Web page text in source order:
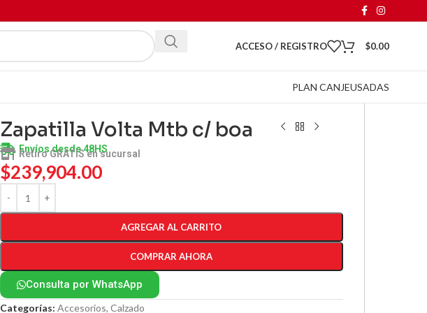
ACCESO / REGISTRO $0.00
PLAN CANJEUSADAS
Zapatilla Volta Mtb c/ boa
Envíos desde 48HS
Retiro GRATIS en sucursal
$239,904.00
AGREGAR AL CARRITO
COMPRAR AHORA
Consulta por WhatsApp
Categorías: Accesorios, Calzado